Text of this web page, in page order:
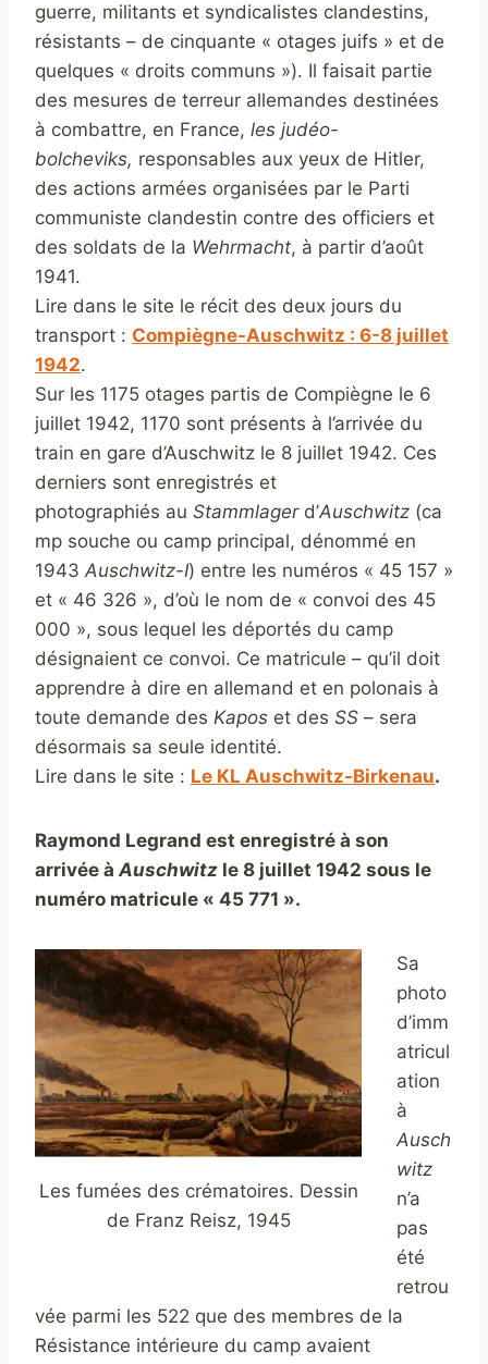
guerre, militants et syndicalistes clandestins,
résistants – de cinquante « otages juifs » et de
quelques « droits communs »). Il faisait partie
des mesures de terreur allemandes destinées
à combattre, en France, les judéo-
bolcheviks, responsables aux yeux de Hitler,
des actions armées organisées par le Parti
communiste clandestin contre des officiers et
des soldats de la Wehrmacht, à partir d’août
1941.
Lire dans le site le récit des deux jours du
transport : Compiègne-Auschwitz : 6-8 juillet
1942.
Sur les 1175 otages partis de Compiègne le 6
juillet 1942, 1170 sont présents à l’arrivée du
train en gare d’Auschwitz le 8 juillet 1942. Ces
derniers sont enregistrés et
photographiés au Stammlagerd’Auschwitz (ca
mp souche ou camp principal, dénommé en
1943 Auschwitz-I) entre les numéros « 45 157 »
et « 46 326 », d’où le nom de « convoi des 45
000 », sous lequel les déportés du camp
désignaient ce convoi. Ce matricule – qu’il doit
apprendre à dire en allemand et en polonais à
toute demande des Kapos et des SS – sera
désormais sa seule identité.
Lire dans le site : Le KL Auschwitz-Birkenau.
Raymond Legrand est enregistré à son
arrivée àAuschwitz le 8 juillet 1942 sous le
numéro matricule « 45 771 ».
Les fumées des crématoires. Dessin
de Franz Reisz, 1945
Sa
photo
d’imm
atricul
ation
à
Ausch
witz
n’a
pas
été
retrou
vée parmi les 522 que des membres de la
Résistance intérieure du camp avaient